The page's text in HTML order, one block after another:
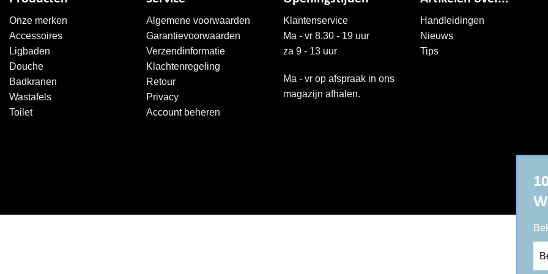
Onze merken
Accessoires
Ligbaden
Douche
Badkranen
Wastafels
Toilet
Algemene voorwaarden
Garantievoorwaarden
Verzendinformatie
Klachtenregeling
Retour
Privacy
Account beheren
Klantenservice
Ma - vr 8.30 - 19 uur
za 9 - 13 uur
Ma - vr op afspraak in ons
magazijn afhalen.
Handleidingen
Nieuws
Tips